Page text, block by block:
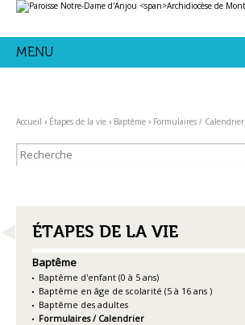
Aller
au
|
Aller
Outils
personnels
MENU
Accueil › Étapes de la vie › Baptême › Formulaires / Calendrier
NAVIGATION
ÉTAPES DE LA VIE
Baptême
Baptême d'enfant (0 à 5 ans)
Baptême en âge de scolarité (5 à 16 ans )
Baptême des adultes
Formulaires / Calendrier